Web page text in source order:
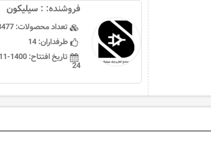
فروشنده: : سيليكون
تعداد محصولات:
طرفداران:14
تاریخ افتتاح:
24